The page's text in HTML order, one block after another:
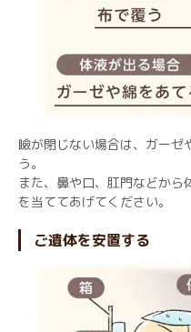
瞼が閉じない場合は、ガーゼ
う。
また、鼻や口、肛門などから
を当ててあげてください。
ご遺体を安置する